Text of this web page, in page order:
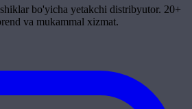
bo'yicha yetakchi distribyutor. 20+
va mukammal xizmat.